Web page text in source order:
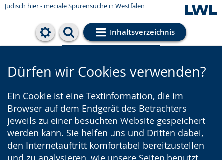
Jüdisch hier - mediale Spurensuche in Westfalen
Inhaltsverzeichnis
Cookie-Einstellungen
Dürfen wir Cookies verwenden?
Ein Cookie ist eine Textinformation, die im
Browser auf dem Endgerät des Betrachters
jeweils zu einer besuchten Website gespeichert
werden kann. Sie helfen uns und Dritten dabei,
den Internetauftritt komfortabel bereitzustellen
und zu analysieren, wie unsere Seiten benutzt